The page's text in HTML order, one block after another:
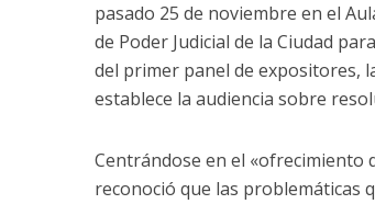
pasado 25 de noviembre en el
de Poder Judicial de la Ciudad
del primer panel de expositores,
establece la audiencia sobre
Centrándose en el «ofrecimiento
reconoció que las problemáticas